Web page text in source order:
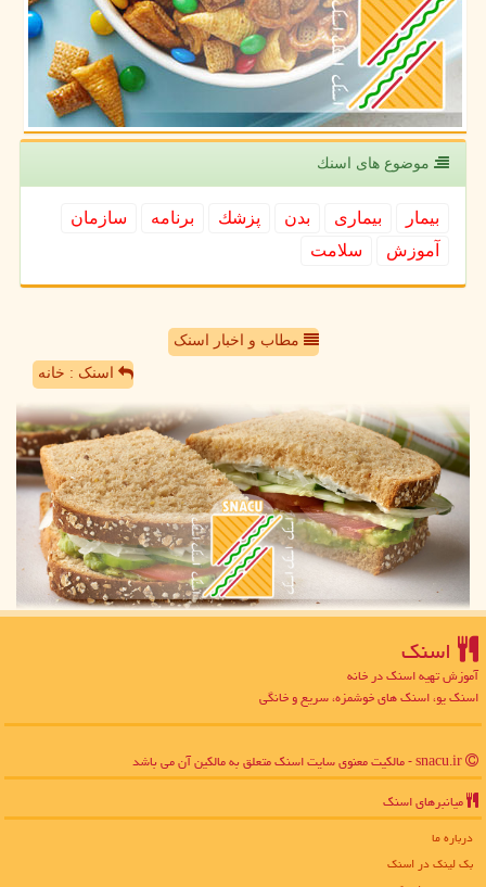
موضوع های اسنك
بیمار بیماری بدن پزشك برنامه
سازمان
آموزش
سلامت
مطاب و اخبار اسنک
اسنک : خانه
اسنك
آموزش تهیه اسنک در خانه
اسنک یو، اسنک های خوشمزه، سریع و خانگی
میانبرهای اسنك
درباره ما
بک لینک در اسنك